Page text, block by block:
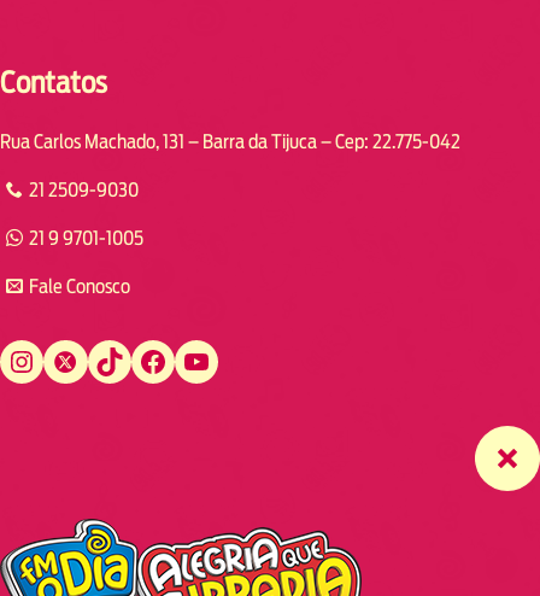
Contatos
Rua Carlos Machado, 131 – Barra da Tijuca – Cep: 22.775-042
21 2509-9030
21 9 9701-1005
Fale Conosco
Instagram Twitter TikTok Facebook YouTube